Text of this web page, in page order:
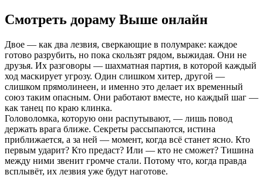
Смотреть дораму Выше онлайн
Двое — как два лезвия, сверкающие в полумраке: каждое
готово разрубить, но пока скользят рядом, выжидая. Они не
друзья. Их разговоры — шахматная партия, в которой каждый
ход маскирует угрозу. Один слишком хитер, другой —
слишком прямолинеен, и именно это делает их временный
союз таким опасным. Они работают вместе, но каждый шаг —
как танец по краю клинка.
Головоломка, которую они распутывают, — лишь повод
держать врага ближе. Секреты рассыпаются, истина
приближается, а за ней — момент, когда всё станет ясно. Кто
первым ударит? Кто предаст? Или — кто не сможет? Тишина
между ними звенит громче стали. Потому что, когда правда
всплывёт, их лезвия уже будут наготове.